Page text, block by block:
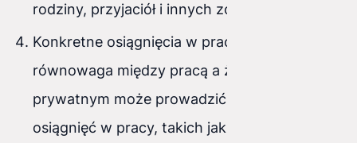
rodziny, przyjaciół i innych zobowiązań.
Konkretne osiągnięcia w pracy - Dobra
równowaga między pracą a życiem
prywatnym może prowadzić do konkretnych
osiągnięć w pracy, takich jak podwyżka,